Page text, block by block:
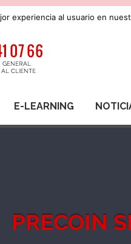
E-LEARNING
PRECOIN
experiencia al usuario en